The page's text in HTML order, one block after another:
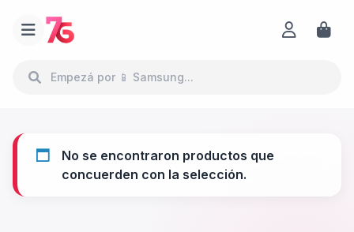
No se encontraron productos que
concuerden con la selección.